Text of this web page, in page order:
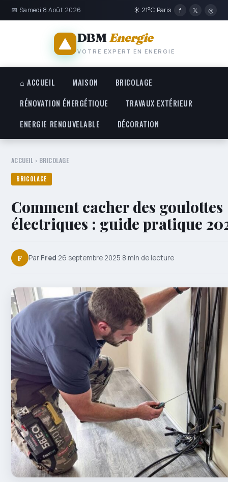
📅 Samedi 8 Août 2026 ☀ 21°C Paris f 𝕏 ◎
DBMEnergie
VOTRE EXPERT EN ENERGIE
⌂ ACCUEIL MAISON
BRICOLAGE
RÉNOVATION ÉNERGÉTIQUE
TRAVAUX EXTÉRIEUR
ENERGIE RENOUVELABLE
DÉCORATION
ACCUEIL › BRICOLAGE
BRICOLAGE
Comment cacher des goulottes
électriques : guide pratique
F Par Fred·26 septembre 2025·8 min de lecture